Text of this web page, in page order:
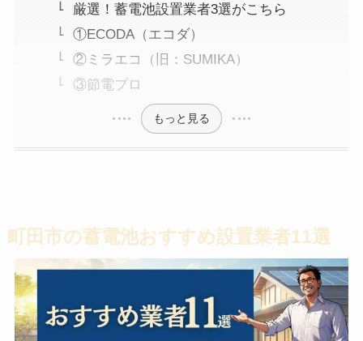
厳選！蓄電池設置業者3選がこちら
①ECODA（エコダ）
②ミラエコ（旧：SUMIKA）
③節電プロ
もっと見る
町田市の蓄電池おすすめ設置業者11選